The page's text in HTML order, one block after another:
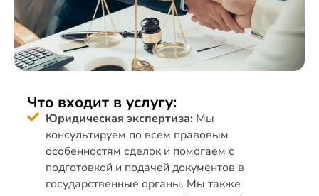
Что входит в услугу:
Юридическая экспертиза: Мы
консультируем по всем правовым
особенностям сделок и помогаем с
подготовкой и подачей документов в
государственные органы. Мы также